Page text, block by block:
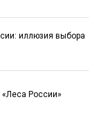
иллюзия выбора
России»